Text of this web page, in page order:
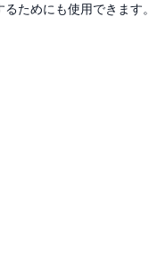
ためにも使用できます。